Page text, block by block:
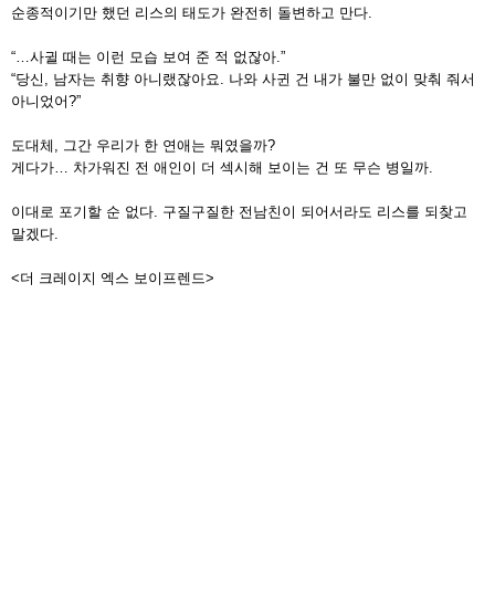
순종적이기만 했던 리스의 태도가 완전히 돌변하고 만다.
“…사귈 때는 이런 모습 보여 준 적 없잖아.”
“당신, 남자는 취향 아니랬잖아요. 나와 사귄 건 내가 불만 없이 맞춰 줘서
아니었어?”
도대체, 그간 우리가 한 연애는 뭐였을까?
게다가… 차가워진 전 애인이 더 섹시해 보이는 건 또 무슨 병일까.
이대로 포기할 순 없다. 구질구질한 전남친이 되어서라도 리스를 되찾고
말겠다.
<더 크레이지 엑스 보이프렌드>